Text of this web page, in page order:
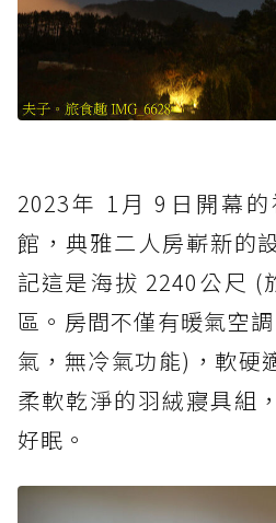
2023年 1月 9日開幕
館，典雅二人房嶄新的
記這是海拔 2240公尺 (
區。房間不僅有暖氣空
氣，無冷氣功能)，軟硬
柔軟乾淨的羽絨寢具組
好眠。